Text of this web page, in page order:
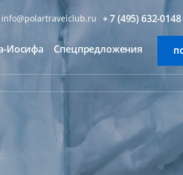
info@polartravelclub.ru + 7 (495) 632-0148
Иосифа Спецпредложения